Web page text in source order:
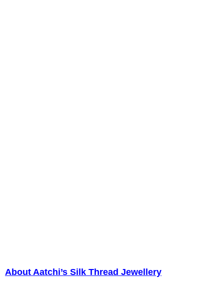
About Aatchi’s Silk Thread Jewellery